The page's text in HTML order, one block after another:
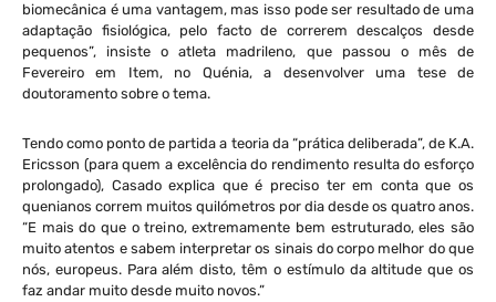
biomecânica é uma vantagem, mas isso pode ser resultado de uma
adaptação fisiológica, pelo facto de correrem descalços desde
pequenos”, insiste o atleta madrileno, que passou o mês de
Fevereiro em Item, no Quénia, a desenvolver uma tese de
doutoramento sobre o tema.
Tendo como ponto de partida a teoria da “prática deliberada”, de K.A.
Ericsson (para quem a excelência do rendimento resulta do esforço
prolongado), Casado explica que é preciso ter em conta que os
quenianos correm muitos quilómetros por dia desde os quatro anos.
“E mais do que o treino, extremamente bem estruturado, eles são
muito atentos e sabem interpretar os sinais do corpo melhor do que
nós, europeus. Para além disto, têm o estímulo da altitude que os
faz andar muito desde muito novos.”